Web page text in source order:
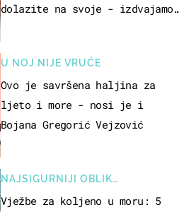
dolazite na svoje - izdvajamo
U NOJ NIJE VRUĆE
Ovo je savršena haljina za
ljeto i more - nosi je i
Bojana Gregorić Vejzović
NAJSIGURNIJI OBLIK
REKREACIJE
Vježbe za koljeno u moru: 5